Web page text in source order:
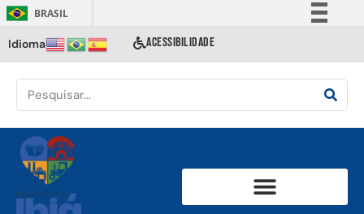
BRASIL
Comunica BR
Acesso à informação
Idioma ACESSIBILIDADE